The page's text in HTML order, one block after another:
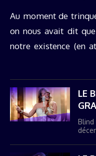
Au moment de
on nous avait dit
notre existence (en
LE
Blind